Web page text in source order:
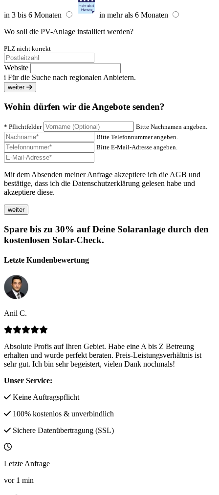
in 3 bis 6 Monaten
in mehr als 6 Monaten
Wo soll die PV-Anlage installiert werden?
PLZ nicht korrekt
Website
i Für die Suche nach regionalen Anbietern.
weiter
Wohin dürfen wir die Angebote senden?
* Pflichtfelder
Bitte Nachnamen angeben.
Bitte Telefonnummer angeben.
Bitte E-Mail-Adresse angeben.
Mit dem Absenden meiner Anfrage akzeptiere ich die AGB und
bestätige, dass ich die Datenschutzerklärung gelesen habe und
akzeptiere diese.
Spare bis zu 30% auf Deine Solaranlage durch den
kostenlosen Solar-Check.
Letzte Kundenbewertung
Anil C.
Absolute Profis auf Ihren Gebiet. Habe eine A bis Z Betreung
erhalten und wurde perfekt beraten. Preis-Leistungsverhältnis ist
sehr gut. Ich bin sehr begeistert, vielen Dank nochmals!
Unser Service:
Keine Auftragspflicht
100% kostenlos & unverbindlich
Sichere Datenübertragung (SSL)
Letzte Anfrage
vor 1 min